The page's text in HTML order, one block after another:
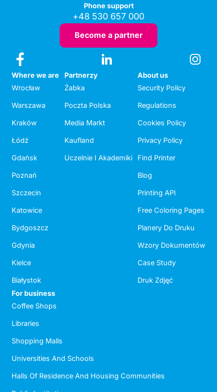
Phone support
+48 530 657 000
Become a partner
Where we are
Wrocław
Warszawa
Kraków
Łódź
Gdańsk
Poznań
Szczecin
Katowice
Bydgoszcz
Gdynia
Kielce
Białystok
Partnerzy
Żabka
Poczta Polska
Media Markt
Kaufland
Uczelnie I Akademiki
About us
Security Policy
Regulations
Cookies Policy
Privacy Policy
Find Printer
Blog
Printing API
Free Coloring Pages
Planery Do Druku
Wzory Dokumentów
Case Study
Druk Zdjęć
For business
Coffee Shops
Libraries
Shopping Malls
Universities And Schools
Halls Of Residence And Housing Communities